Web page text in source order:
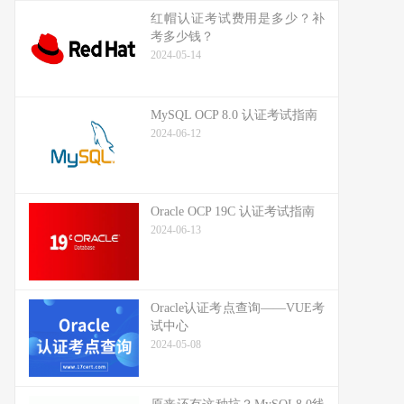
红帽认证考试费用是多少？补
考多少钱？
2024-05-14
MySQL OCP 8.0 认证考试指南
2024-06-12
Oracle OCP 19C 认证考试指南
2024-06-13
Oracle认证考点查询——VUE考
试中心
2024-05-08